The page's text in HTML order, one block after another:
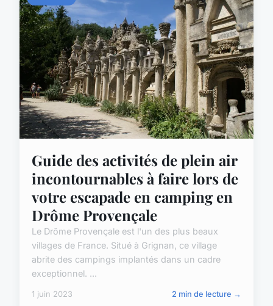
Guide des activités de plein air
incontournables à faire lors de
votre escapade en camping en
Drôme Provençale
Le Drôme Provençale est l'un des plus beaux
villages de France. Situé à Grignan, ce village
abrite des campings implantés dans un cadre
exceptionnel. ...
1 juin 2023 2 min de lecture →